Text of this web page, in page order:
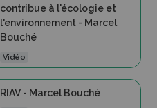
contribue à l'écologie et
l'environnement - Marcel
Bouché
Vidéo
RIAV - Marcel Bouché